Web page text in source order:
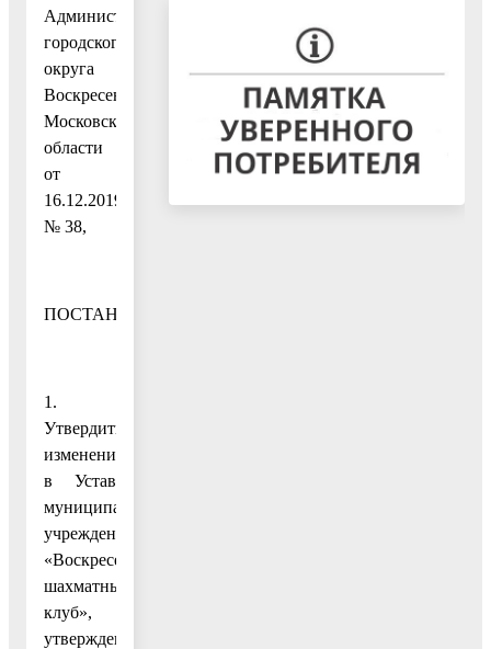
Администрации
городского
округа
Воскресенск
Московской
области
от
16.12.2019
№ 38,
ПОСТАНОВЛЯЮ:
1.
Утвердить
изменения
в Устав
муниципального
учреждения
«Воскресенский
шахматный
клуб»,
утвержденный